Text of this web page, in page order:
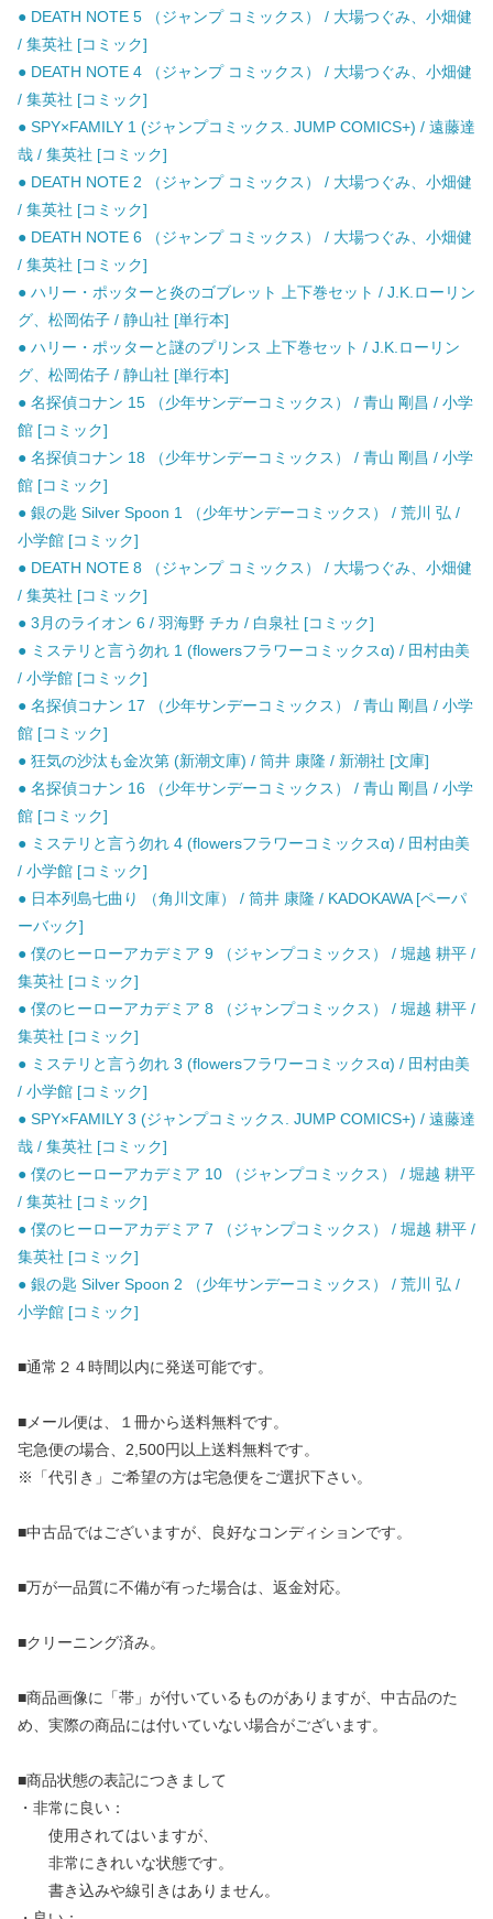
● DEATH NOTE 5 （ジャンプ コミックス） / 大場つぐみ、小畑健
/ 集英社 [コミック]
● DEATH NOTE 4 （ジャンプ コミックス） / 大場つぐみ、小畑健
/ 集英社 [コミック]
● SPY×FAMILY 1 (ジャンプコミックス. JUMP COMICS+) / 遠藤達
哉 / 集英社 [コミック]
● DEATH NOTE 2 （ジャンプ コミックス） / 大場つぐみ、小畑健
/ 集英社 [コミック]
● DEATH NOTE 6 （ジャンプ コミックス） / 大場つぐみ、小畑健
/ 集英社 [コミック]
● ハリー・ポッターと炎のゴブレット 上下巻セット / J.K.ローリン
グ、松岡佑子 / 静山社 [単行本]
● ハリー・ポッターと謎のプリンス 上下巻セット / J.K.ローリン
グ、松岡佑子 / 静山社 [単行本]
● 名探偵コナン 15 （少年サンデーコミックス） / 青山 剛昌 / 小学
館 [コミック]
● 名探偵コナン 18 （少年サンデーコミックス） / 青山 剛昌 / 小学
館 [コミック]
● 銀の匙 Silver Spoon 1 （少年サンデーコミックス） / 荒川 弘 /
小学館 [コミック]
● DEATH NOTE 8 （ジャンプ コミックス） / 大場つぐみ、小畑健
/ 集英社 [コミック]
● 3月のライオン 6 / 羽海野 チカ / 白泉社 [コミック]
● ミステリと言う勿れ 1 (flowersフラワーコミックスα) / 田村由美
/ 小学館 [コミック]
● 名探偵コナン 17 （少年サンデーコミックス） / 青山 剛昌 / 小学
館 [コミック]
● 狂気の沙汰も金次第 (新潮文庫) / 筒井 康隆 / 新潮社 [文庫]
● 名探偵コナン 16 （少年サンデーコミックス） / 青山 剛昌 / 小学
館 [コミック]
● ミステリと言う勿れ 4 (flowersフラワーコミックスα) / 田村由美
/ 小学館 [コミック]
● 日本列島七曲り （角川文庫） / 筒井 康隆 / KADOKAWA [ペーパ
ーバック]
● 僕のヒーローアカデミア 9 （ジャンプコミックス） / 堀越 耕平 /
集英社 [コミック]
● 僕のヒーローアカデミア 8 （ジャンプコミックス） / 堀越 耕平 /
集英社 [コミック]
● ミステリと言う勿れ 3 (flowersフラワーコミックスα) / 田村由美
/ 小学館 [コミック]
● SPY×FAMILY 3 (ジャンプコミックス. JUMP COMICS+) / 遠藤達
哉 / 集英社 [コミック]
● 僕のヒーローアカデミア 10 （ジャンプコミックス） / 堀越 耕平
/ 集英社 [コミック]
● 僕のヒーローアカデミア 7 （ジャンプコミックス） / 堀越 耕平 /
集英社 [コミック]
● 銀の匙 Silver Spoon 2 （少年サンデーコミックス） / 荒川 弘 /
小学館 [コミック]
■通常２４時間以内に発送可能です。
■メール便は、１冊から送料無料です。
宅急便の場合、2,500円以上送料無料です。
※「代引き」ご希望の方は宅急便をご選択下さい。
■中古品ではございますが、良好なコンディションです。
■万が一品質に不備が有った場合は、返金対応。
■クリーニング済み。
■商品画像に「帯」が付いているものがありますが、中古品のた
め、実際の商品には付いていない場合がございます。
■商品状態の表記につきまして
・非常に良い：
使用されてはいますが、
非常にきれいな状態です。
書き込みや線引きはありません。